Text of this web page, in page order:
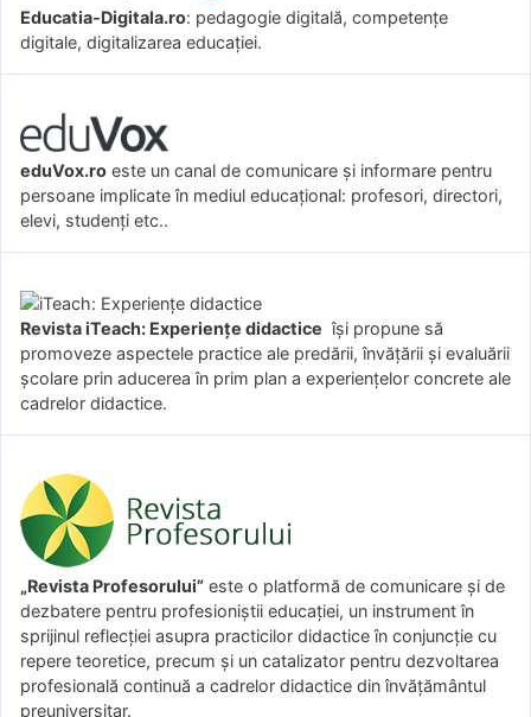
Educatia-Digitala.ro: pedagogie digitală, competențe
digitale, digitalizarea educației.
eduVox.ro este un canal de comunicare și informare pentru
persoane implicate în mediul educațional: profesori, directori,
elevi, studenți etc..
Revista iTeach: Experienţe didactice îşi propune să
promoveze aspectele practice ale predării, învăţării şi evaluării
şcolare prin aducerea în prim plan a experienţelor concrete ale
cadrelor didactice.
„Revista Profesorului” este o platformă de comunicare și de
dezbatere pentru profesioniștii educației, un instrument în
sprijinul reflecției asupra practicilor didactice în conjuncție cu
repere teoretice, precum și un catalizator pentru dezvoltarea
profesională continuă a cadrelor didactice din învățământul
preuniversitar.